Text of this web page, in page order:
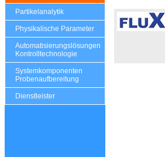
Partikelanalytik
Physikalische Parameter
Automatisierungslösungen
Kontrolltechnologie
Systemkomponenten
Probenaufbereitung
Dienstleister